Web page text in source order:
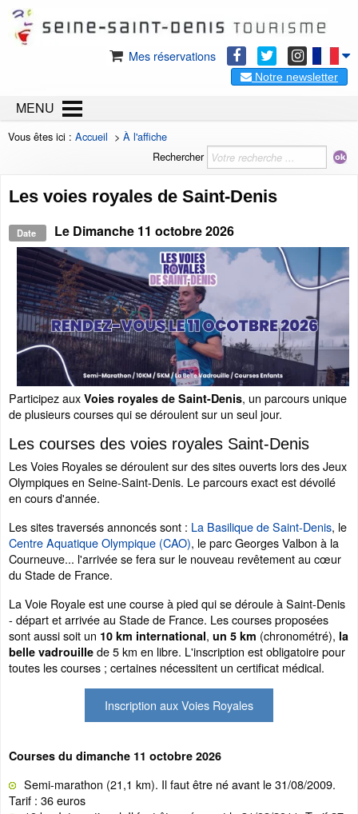
Mes réservations
Notre newsletter
MENU
Vous êtes ici : Accueil > À l'affiche
Rechercher
Les voies royales de Saint-Denis
Date Le Dimanche 11 octobre 2026
Participez aux Voies royales de Saint-Denis, un parcours unique
de plusieurs courses qui se déroulent sur un seul jour.
Les courses des voies royales Saint-Denis
Les Voies Royales se déroulent sur des sites ouverts lors des Jeux
Olympiques en Seine-Saint-Denis. Le parcours exact est dévoilé
en cours d'année.
Les sites traversés annoncés sont : La Basilique de Saint-Denis, le
Centre Aquatique Olympique (CAO), le parc Georges Valbon à la
Courneuve... l'arrivée se fera sur le nouveau revêtement au cœur
du Stade de France.
La Voie Royale est une course à pied qui se déroule à Saint-Denis
- départ et arrivée au Stade de France. Les courses proposées
sont aussi soit un 10 km international, un 5 km (chronométré), la
belle vadrouille de 5 km en libre. L'inscription est obligatoire pour
toutes les courses ; certaines nécessitent un certificat médical.
Inscription aux Voies Royales
Courses du dimanche 11 octobre 2026
Semi-marathon (21,1 km). Il faut être né avant le 31/08/2009.
Tarif : 36 euros